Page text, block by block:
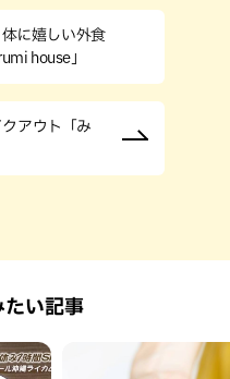
に嬉しい外食
house」
アウト「み
たい記事